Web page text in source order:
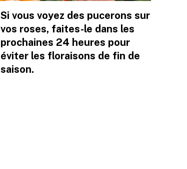
Si vous voyez des pucerons sur
vos roses, faites-le dans les
prochaines 24 heures pour
éviter les floraisons de fin de
saison.